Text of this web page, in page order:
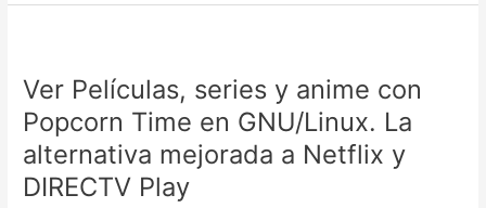
Ver Películas, series y anime con
Popcorn Time en GNU/Linux. La
alternativa mejorada a Netflix y
DIRECTV Play
series
y
anime
con
Popcorn